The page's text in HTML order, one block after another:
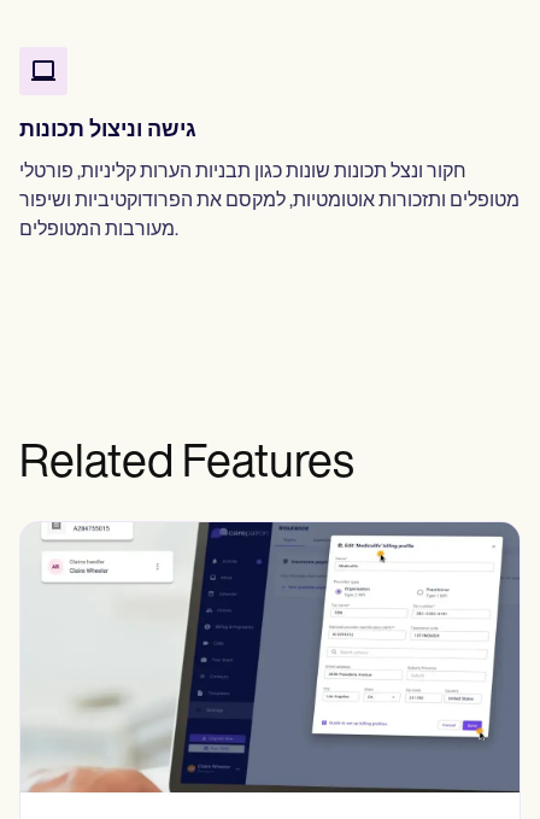
גישה וניצול תכונות
חקור ונצל תכונות שונות כגון תבניות הערות קליניות, פורטלי
מטופלים ותזכורות אוטומטיות, למקסם את הפרודוקטיביות ושיפור
מעורבות המטופלים.
Related Features